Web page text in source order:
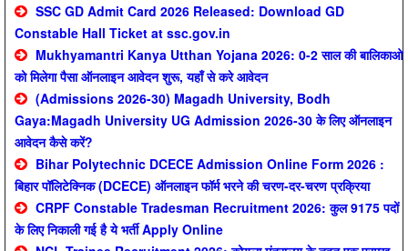
SSC GD Admit Card 2026 Released: Download GD
Constable Hall Ticket at ssc.gov.in
Mukhyamantri Kanya Utthan Yojana 2026: 0-2 साल की बालिकाओ
को मिलेगा पैसा ऑनलाइन आवेदन शुरू, यहाँ से करे आवेदन
(Admissions 2026-30) Magadh University, Bodh
Gaya:Magadh University UG Admission 2026-30 के लिए ऑनलाइन
आवेदन कैसे करें?
Bihar Polytechnic DCECE Admission Online Form 2026 :
बिहार पॉलिटेक्निक (DCECE) ऑनलाइन फॉर्म भरने की चरण-दर-चरण प्रक्रिया
CRPF Constable Tradesman Recruitment 2026: कुल 9175 पदों
के लिए निकाली गई है ये भर्ती Apply Online